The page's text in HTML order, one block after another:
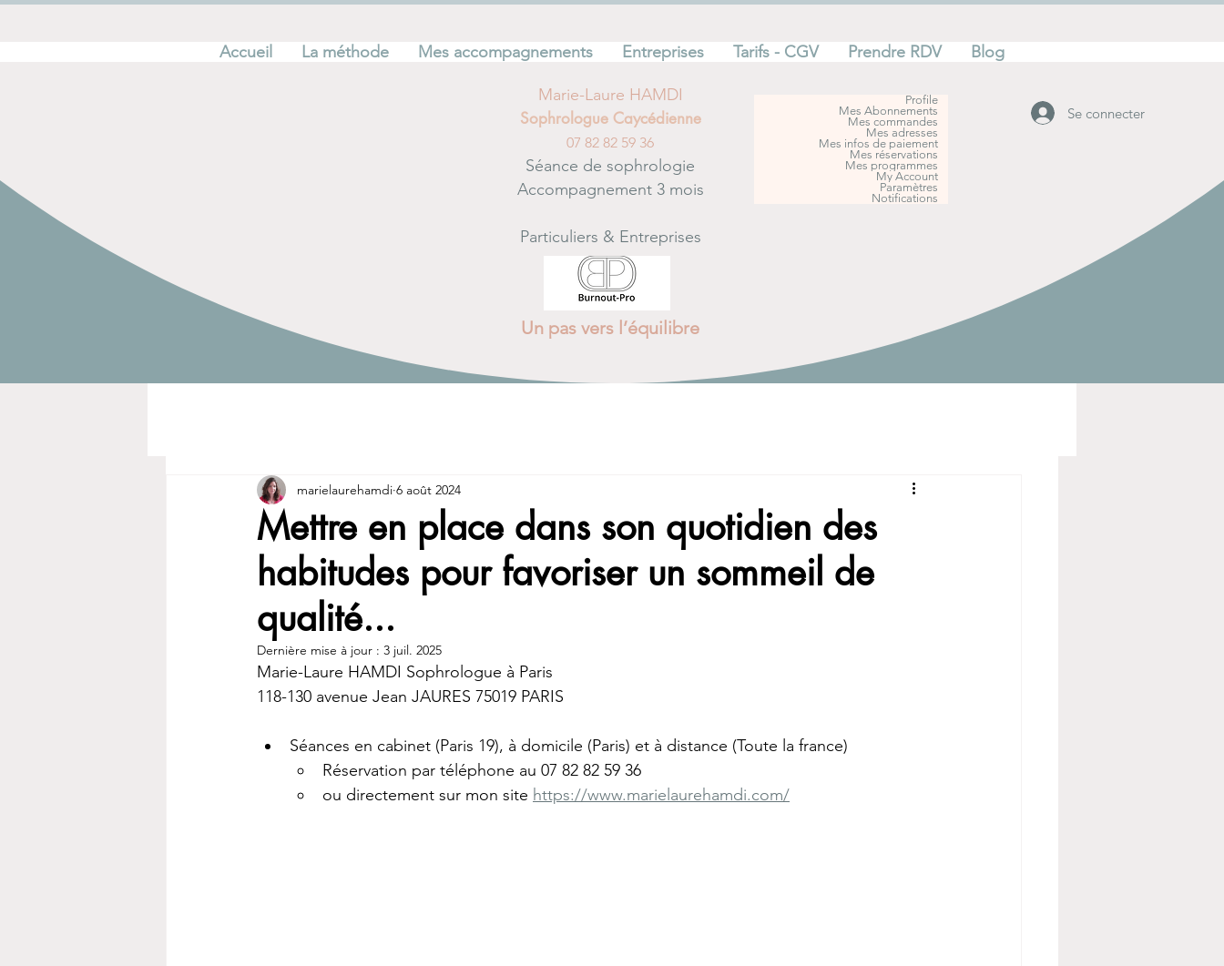
Accueil La méthode Mes accompagnements Entreprises Tarifs - CGV Prendre RDV Blog
Marie-Laure HAMDI
Sophrologue Caycédienne
07 82 82 59 36
Séance de sophrologie
Accompagnement 3 mois
Particuliers & Entreprises
Un pas vers l’équilibre
Profile
Mes Abonnements
Mes commandes
Mes adresses
Mes infos de paiement
Mes réservations
Mes programmes
My Account
Paramètres
Notifications
Se connecter
Mettre en place dans son quotidien des
habitudes pour favoriser un sommeil de
qualité...
marielaurehamdi 6 août 2024
Dernière mise à jour : 3 juil. 2025
Marie-Laure HAMDI Sophrologue à Paris
118-130 avenue Jean JAURES 75019 PARIS
Séances en cabinet (Paris 19), à domicile (Paris) et à distance (Toute la france)
Réservation par téléphone au 07 82 82 59 36
ou directement sur mon site https://www.marielaurehamdi.com/